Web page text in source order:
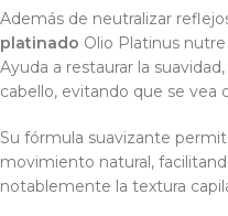
Además de neutralizar
platinado Olio Platinus
Ayuda a restaurar la
cabello, evitando que se vea
Su fórmula suavizante
movimiento natural,
notablemente la textura